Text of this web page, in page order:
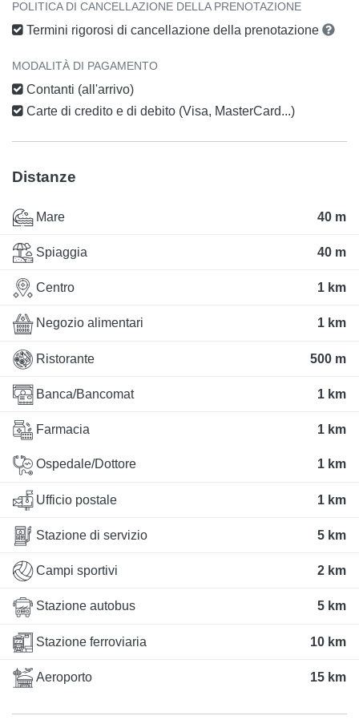
POLITICA DI CANCELLAZIONE DELLA PRENOTAZIONE
Termini rigorosi di cancellazione della prenotazione
MODALITÀ DI PAGAMENTO
Contanti (all'arrivo)
Carte di credito e di debito (Visa, MasterCard...)
Distanze
Mare 40 m
Spiaggia 40 m
Centro 1 km
Negozio alimentari 1 km
Ristorante 500 m
Banca/Bancomat 1 km
Farmacia 1 km
Ospedale/Dottore 1 km
Ufficio postale 1 km
Stazione di servizio 5 km
Campi sportivi 2 km
Stazione autobus 5 km
Stazione ferroviaria 10 km
Aeroporto 15 km